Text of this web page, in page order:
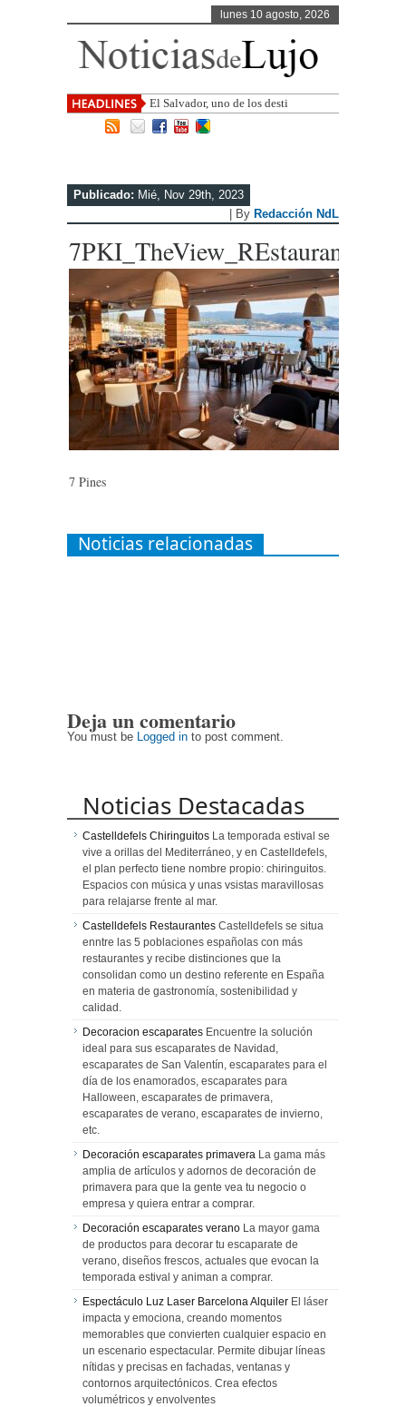
lunes 10 agosto, 2026
El Salvador, uno de los destinos con
mayor proyecció
Publicado: Mié, Nov 29th, 2023
| By Redacción NdL
7PKI_TheView_REstaurante
7 Pines
Noticias relacionadas
Deja un comentario
You must be Logged in to post comment.
Noticias Destacadas
Castelldefels Chiringuitos La temporada estival se
vive a orillas del Mediterráneo, y en Castelldefels,
el plan perfecto tiene nombre propio: chiringuitos.
Espacios con música y unas vsistas maravillosas
para relajarse frente al mar.
Castelldefels Restaurantes Castelldefels se situa
enntre las 5 poblaciones españolas con más
restaurantes y recibe distinciones que la
consolidan como un destino referente en España
en materia de gastronomía, sostenibilidad y
calidad.
Decoracion escaparates Encuentre la solución
ideal para sus escaparates de Navidad,
escaparates de San Valentín, escaparates para el
día de los enamorados, escaparates para
Halloween, escaparates de primavera,
escaparates de verano, escaparates de invierno,
etc.
Decoración escaparates primavera La gama más
amplia de artículos y adornos de decoración de
primavera para que la gente vea tu negocio o
empresa y quiera entrar a comprar.
Decoración escaparates verano La mayor gama
de productos para decorar tu escaparate de
verano, diseños frescos, actuales que evocan la
temporada estival y animan a comprar.
Espectáculo Luz Laser Barcelona Alquiler El láser
impacta y emociona, creando momentos
memorables que convierten cualquier espacio en
un escenario espectacular. Permite dibujar líneas
nítidas y precisas en fachadas, ventanas y
contornos arquitectónicos. Crea efectos
volumétricos y envolventes